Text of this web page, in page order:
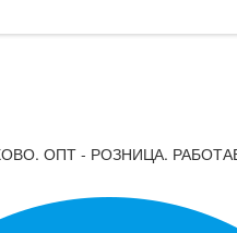
ОПТ - РОЗНИЦА.